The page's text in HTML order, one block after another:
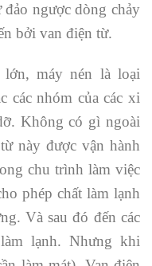
ngược dòng chảy
bởi van điện từ.
lớn, máy nén là loại
các nhóm của các xi
Không có gì ngoài
này được vận hành
chu trình làm việc
phép chất làm lạnh
Và sau đó đến các
lạnh. Nhưng khi